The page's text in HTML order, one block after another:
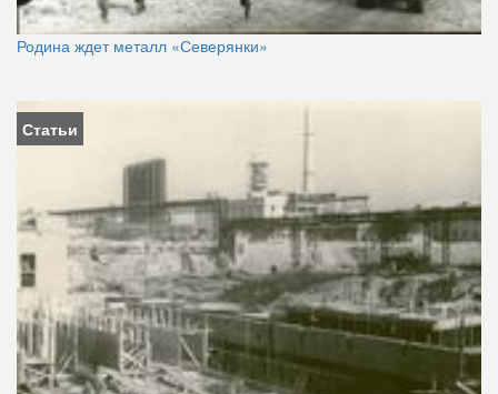
Родина ждет металл «Северянки»
Статьи